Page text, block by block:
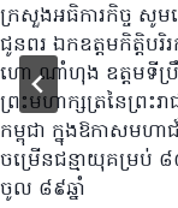
ក្រសួងអធិការកិច្ច សូម
ជូនពរ ឯកឧត្តមកិត្តិបរិ
ហោ ណាំហុង ឧត្តមទីប្រឹ
ព្រះមហាក្សត្រនៃព្រះរ
កម្ពុជា ក្នុងឱកាសមហ
ចម្រើនជន្មាយុគម្រប់
ចូល ៨៩ឆ្នាំ